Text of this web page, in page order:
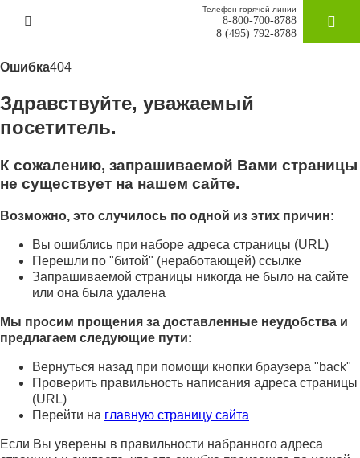
Телефон горячей линии
8-800-700-8788
8 (495) 792-8788
Ошибка404
Здравствуйте, уважаемый
посетитель.
К сожалению, запрашиваемой Вами страницы
не существует на нашем сайте.
Возможно, это случилось по одной из этих причин:
Вы ошиблись при наборе адреса страницы (URL)
Перешли по "битой" (неработающей) ссылке
Запрашиваемой страницы никогда не было на сайте
или она была удалена
Мы просим прощения за доставленные неудобства и
предлагаем следующие пути:
Вернуться назад при помощи кнопки браузера "back"
Проверить правильность написания адреса страницы
(URL)
Перейти на главную страницу сайта
Если Вы уверены в правильности набранного адреса